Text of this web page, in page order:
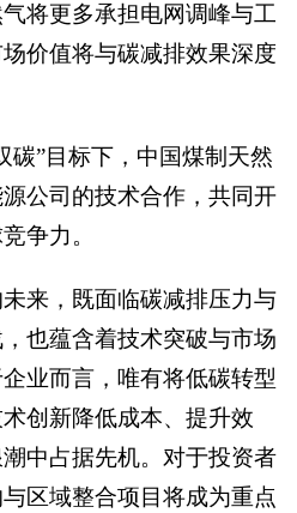
将更多承担电网调峰与工
价值将与碳减排效果深度
碳”目标下，中国煤制天然
公司的技术合作，共同开
争力。
来，既面临碳减排压力与
也蕴含着技术突破与市场
业而言，唯有将低碳转型
创新降低成本、提升效
中占据先机。对于投资者
区域整合项目将成为重点